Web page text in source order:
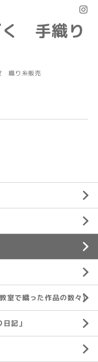
く 手織り
織り糸販売
室で織った作品の数々)
記」